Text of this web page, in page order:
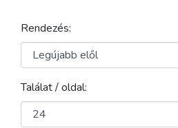
Rendezés:
Találat / oldal: